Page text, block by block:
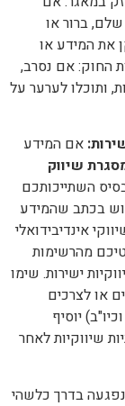
ברור או
את המידע או
החוק: אם נסרב,
ותוכלו לערער על
: אם המידע
שיווק
השתייכותכם
בכתב שהמידע
אינדיבידואלי
מהרשימות
ישירות. שימו
או לצרכים
יוסיף
שיווקיות לאחר
בדרך כלשהי